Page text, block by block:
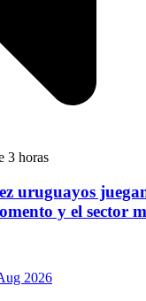
3 horas
uruguayos
y el sector
2026